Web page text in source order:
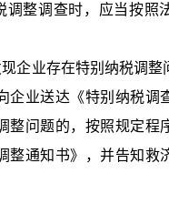
调整调查时，应当按照
企业存在特别纳税调整
企业送达《特别纳税调
整问题的，按照规定程
整通知书》，并告知救